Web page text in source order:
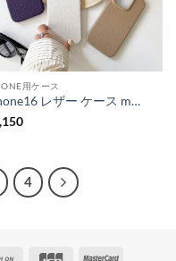
用ケース
iphone16 レザー ケース magsafe ケース iphone16pro/15pro ケース シンプル 流行り スマホケース 韓国 iphone15/14 ケース 大人 可愛い iphone ケース 革 おしゃれ 携帯カバー お揃い R286
4